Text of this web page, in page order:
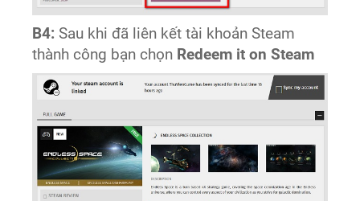
B4: Sau khi đã liên kết tài khoản Steam
thành công bạn chọn Redeem it on Steam​